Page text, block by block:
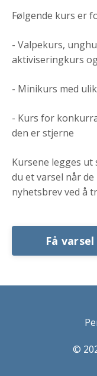
Følgende kurs er
- Valpekurs,
aktiviseringkurs
- Minikurs med
- Kurs for
den er stjerne
Kursene legges
du et varsel når
nyhetsbrev ved å
Få
©